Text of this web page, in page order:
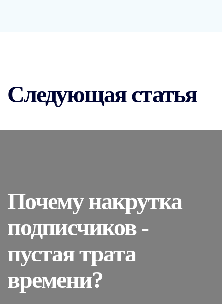
Следующая статья
Почему накрутка
подписчиков -
пустая трата
времени?